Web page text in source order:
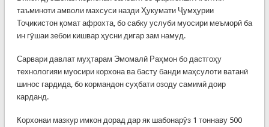
таъминоти амволи махсуси назди Ҳукумати Ҷумҳурии
Тоҷикистон қомат афрохта, бо сабку услуби муосири меъморӣ ба
ин гӯшаи зебои кишвар ҳусни дигар зам намуд.
Сарвари давлат муҳтарам Эмомалӣ Раҳмон бо дастгоҳу
технологияи муосири корхона ва басту банди маҳсулоти ватанӣ
шинос гардида, бо кормандон суҳбати озоду самимӣ доир
карданд.
Корхонаи мазкур имкон дорад дар як шабонарӯз 1 тоннаву 500